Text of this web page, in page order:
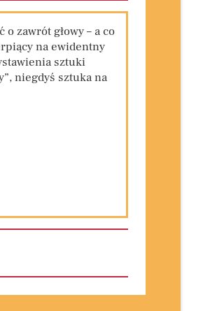
zawrót głowy – a co
na ewidentny
sztuki
niegdyś sztuka na